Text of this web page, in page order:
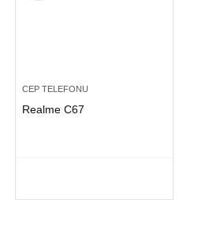
CEP TELEFONU
Realme C67